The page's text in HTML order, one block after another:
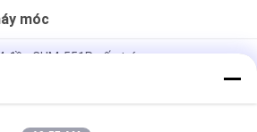
móc
đầu CHM-551P cấu trúc gang
độ chính xác cao Máy gắp và đặt